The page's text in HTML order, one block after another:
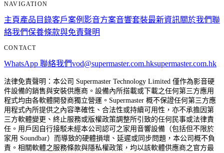
NAVIGATION
主頁產品目錄客戶案例 影音方案音響套裝最新資訊關於我們聯
絡我們保養條款與免責聲明
CONTACT
WhatsApp 聯絡我們vod@supermaster.com.hksupermaster.com.hk
法律免責聲明：本公司 Supermaster Technology Limited 僅作為影音硬
件設備的銷售與安裝供應商。設備內所搭載或下載之任何第三方應用
程式均由各軟體開發商獨立營運。Supermaster 概不保證任何第三方應
用程式內所提供之內容準確性、合法性或持續可用性，亦不承擔因第
三方軟體變更、終止服務或版權政策調整所引致的任何民事或法律責
任。用戶因自行接駁未經本公司認可之家用音響設備（包括但不限於
家用 Soundbar）而導致的硬體損壞、延遲或同步問題，本公司概不負
責。相關軟體之服務條款與隱私權政策，均以該軟體供應商之官方最